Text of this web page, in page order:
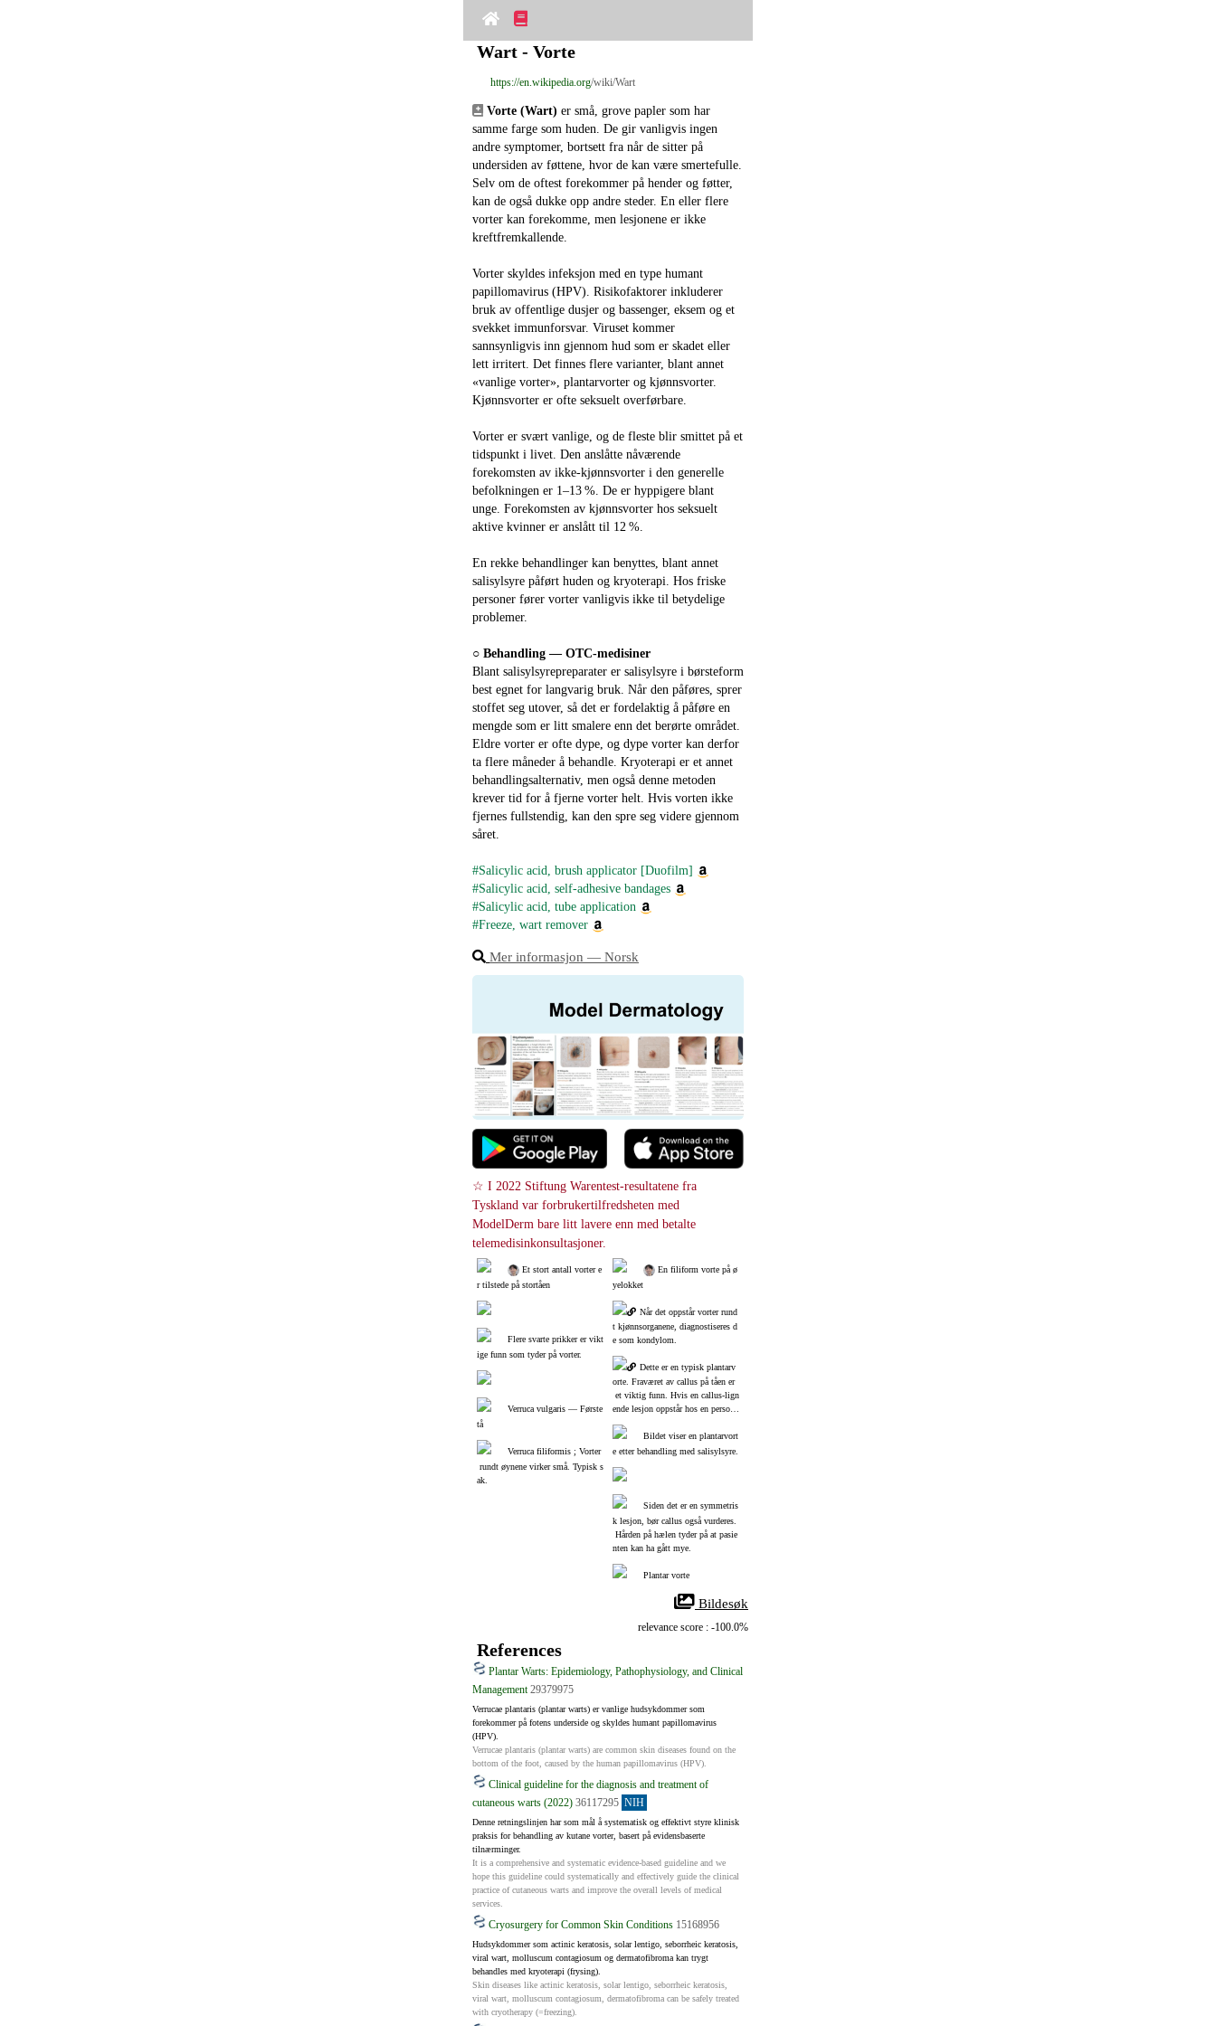
Wart - Vorte
https://en.wikipedia.org/wiki/Wart
Vorte (Wart) er små, grove papler som har
samme farge som huden. De gir vanligvis ingen
andre symptomer, bortsett fra når de sitter på
undersiden av føttene, hvor de kan være smertefulle.
Selv om de oftest forekommer på hender og føtter,
kan de også dukke opp andre steder. En eller flere
vorter kan forekomme, men lesjonene er ikke
kreftfremkallende.
Vorter skyldes infeksjon med en type humant
papillomavirus (HPV). Risikofaktorer inkluderer
bruk av offentlige dusjer og bassenger, eksem og et
svekket immunforsvar. Viruset kommer
sannsynligvis inn gjennom hud som er skadet eller
lett irritert. Det finnes flere varianter, blant annet
«vanlige vorter», plantarvorter og kjønnsvorter.
Kjønnsvorter er ofte seksuelt overførbare.
Vorter er svært vanlige, og de fleste blir smittet på et
tidspunkt i livet. Den anslåtte nåværende
forekomsten av ikke‑kjønnsvorter i den generelle
befolkningen er 1–13 %. De er hyppigere blant
unge. Forekomsten av kjønnsvorter hos seksuelt
aktive kvinner er anslått til 12 %.
En rekke behandlinger kan benyttes, blant annet
salisylsyre påført huden og kryoterapi. Hos friske
personer fører vorter vanligvis ikke til betydelige
problemer.
○ Behandling ― OTC‑medisiner
Blant salisylsyrepreparater er salisylsyre i børsteform
best egnet for langvarig bruk. Når den påføres, sprer
stoffet seg utover, så det er fordelaktig å påføre en
mengde som er litt smalere enn det berørte området.
Eldre vorter er ofte dype, og dype vorter kan derfor
ta flere måneder å behandle. Kryoterapi er et annet
behandlingsalternativ, men også denne metoden
krever tid for å fjerne vorter helt. Hvis vorten ikke
fjernes fullstendig, kan den spre seg videre gjennom
såret.
#Salicylic acid, brush applicator [Duofilm]
#Salicylic acid, self-adhesive bandages
#Salicylic acid, tube application
#Freeze, wart remover
Mer informasjon ― Norsk
☆ I 2022 Stiftung Warentest-resultatene fra
Tyskland var forbrukertilfredsheten med
ModelDerm bare litt lavere enn med betalte
telemedisinkonsultasjoner.
Et stort antall vorter e
r tilstede på stortåen
Flere svarte prikker er vikt
ige funn som tyder på vorter.
Verruca vulgaris ― Første
tå
Verruca filiformis ; Vorter
rundt øynene virker små. Typisk s
ak.
En filiform vorte på ø
yelokket
Når det oppstår vorter rund
t kjønnsorganene, diagnostiseres d
e som kondylom.
Dette er en typisk plantarv
orte. Fraværet av callus på tåen er
et viktig funn. Hvis en callus‑lign
ende lesjon oppstår hos en person
er det vanligvis en vorte.
Bildet viser en plantarvort
e etter behandling med salisylsyre.
Siden det er en symmetris
k lesjon, bør callus også vurderes.
Hården på hælen tyder på at pasie
nten kan ha gått mye.
Plantar vorte
Bildesøk
relevance score : -100.0%
References
Plantar Warts: Epidemiology, Pathophysiology, and Clinical
Management29379975
Verrucae plantaris (plantar warts) er vanlige hudsykdommer som
forekommer på fotens underside og skyldes humant papillomavirus
(HPV).
Verrucae plantaris (plantar warts) are common skin diseases found on the
bottom of the foot, caused by the human papillomavirus (HPV).
Clinical guideline for the diagnosis and treatment of
cutaneous warts (2022) 36117295 NIH
Denne retningslinjen har som mål å systematisk og effektivt styre klinisk
praksis for behandling av kutane vorter, basert på evidensbaserte
tilnærminger.
It is a comprehensive and systematic evidence-based guideline and we
hope this guideline could systematically and effectively guide the clinical
practice of cutaneous warts and improve the overall levels of medical
services.
Cryosurgery for Common Skin Conditions 15168956
Hudsykdommer som actinic keratosis, solar lentigo, seborrheic keratosis,
viral wart, molluscum contagiosum og dermatofibroma kan trygt
behandles med kryoterapi (frysing).
Skin diseases like actinic keratosis, solar lentigo, seborrheic keratosis,
viral wart, molluscum contagiosum, dermatofibroma can be safely treated
with cryotherapy (=freezing).